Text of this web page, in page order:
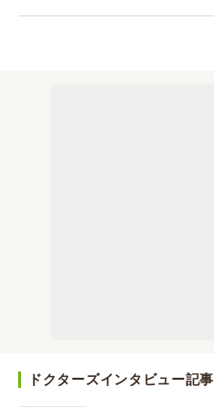
ドクターズインタビュー記事